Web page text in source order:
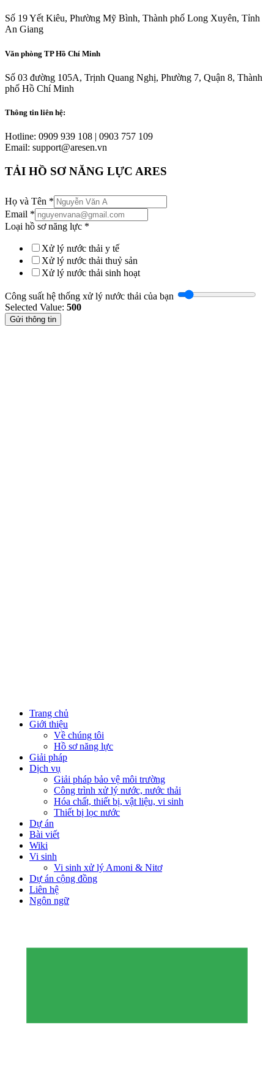
Số 19 Yết Kiêu, Phường Mỹ Bình, Thành phố Long Xuyên, Tỉnh
An Giang
Văn phòng TP Hồ Chí Minh
Số 03 đường 105A, Trịnh Quang Nghị, Phường 7, Quận 8, Thành
phố Hồ Chí Minh
Thông tin liên hệ:
Hotline: 0909 939 108 | 0903 757 109
Email: support@aresen.vn
TẢI HỒ SƠ NĂNG LỰC ARES
Họ và Tên *
Email *
Loại hồ sơ năng lực *
Xử lý nước thải y tế
Xử lý nước thải thuỷ sản
Xử lý nước thải sinh hoạt
Công suất hệ thống xử lý nước thải của bạn
Selected Value: 500
Gửi thông tin
Close
Menu
Trang chủ
Giới thiệu
Về chúng tôi
Hồ sơ năng lực
Giải pháp
Dịch vụ
Giải pháp bảo vệ môi trường
Công trình xử lý nước, nước thải
Hóa chất, thiết bị, vật liệu, vi sinh
Thiết bị lọc nước
Dự án
Bài viết
Wiki
Vi sinh
Vi sinh xử lý Amoni & Nitơ
Dự án cộng đồng
Liên hệ
Ngôn ngữ